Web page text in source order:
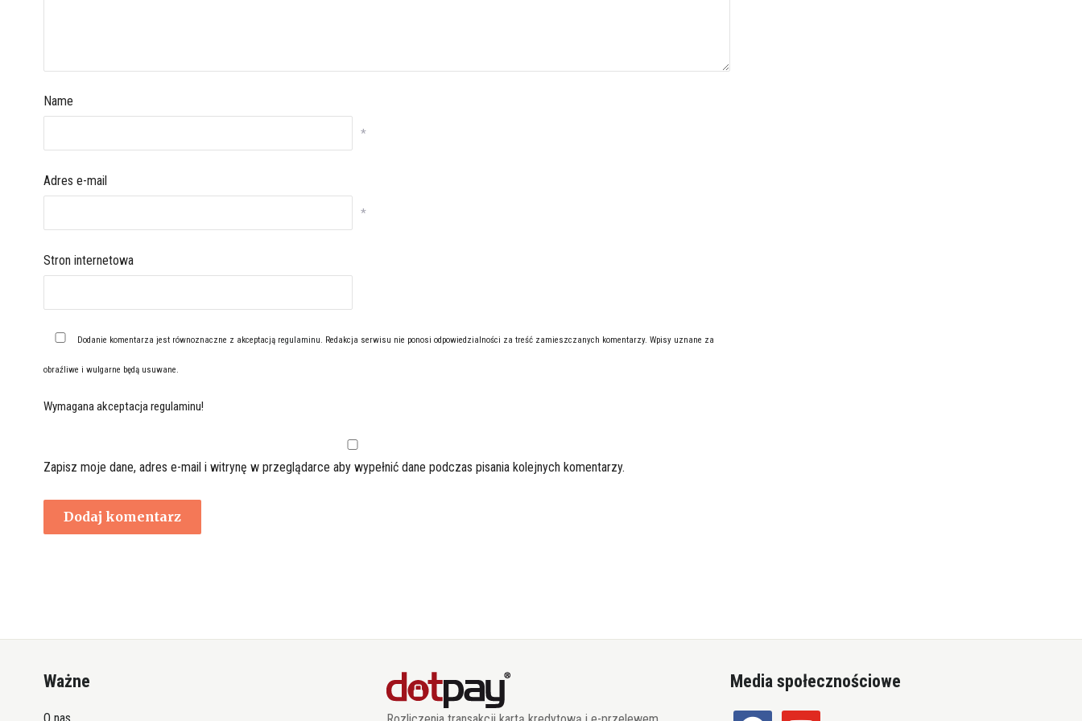
Name
*
Adres e-mail
*
Stron internetowa
Dodanie komentarza jest równoznaczne z akceptacją regulaminu. Redakcja serwisu nie ponosi odpowiedzialności za treść zamieszczanych komentarzy. Wpisy uznane za
obraźliwe i wulgarne będą usuwane.
Wymagana akceptacja regulaminu!
Zapisz moje dane, adres e-mail i witrynę w przeglądarce aby wypełnić dane podczas pisania kolejnych komentarzy.
Ważne Media społecznościowe